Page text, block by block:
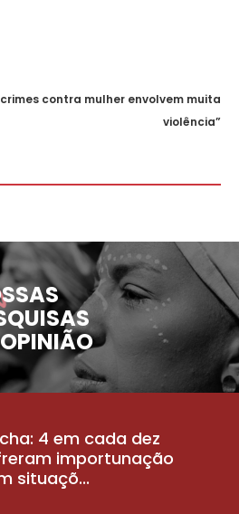
contra mulher envolvem muita
violência”
4 em cada dez
importunação
situaçõ...